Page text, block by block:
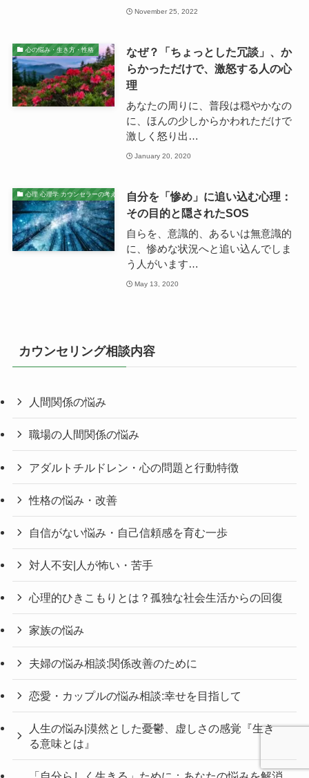
November 25, 2022
心の悩み・生き方・性格
なぜ？「ちょっとした冗談」、か
らかっただけで、激怒する人の心
理
あなたの周りに、普段は穏やかなの
に、ほんの少しからかわれただけで
激しく怒り出…
January 20, 2020
心理 心理学 カウンセラーの考え
自分を「惨め」に追い込む心理：
その目的と隠されたSOS
自らを、意識的、あるいは無意識的
に、惨めな状況へと追い込んでしま
う人がいます…
May 13, 2020
カウンセリング相談内容
人間関係の悩み
職場の人間関係の悩み
アダルトチルドレン・心の問題と行動特徴
性格の悩み・改善
自信がない悩み・自己信頼感を育む一歩
対人不安|人が怖い・苦手
心理的ひきこもりとは？孤独な社会生活からの回復
家族の悩み
夫婦の悩み相談:関係改善のために
恋愛・カップルの悩み相談:幸せを目指して
人生の悩み|漠然とした憂鬱、虚しさの感覚『生き
る意味とは』